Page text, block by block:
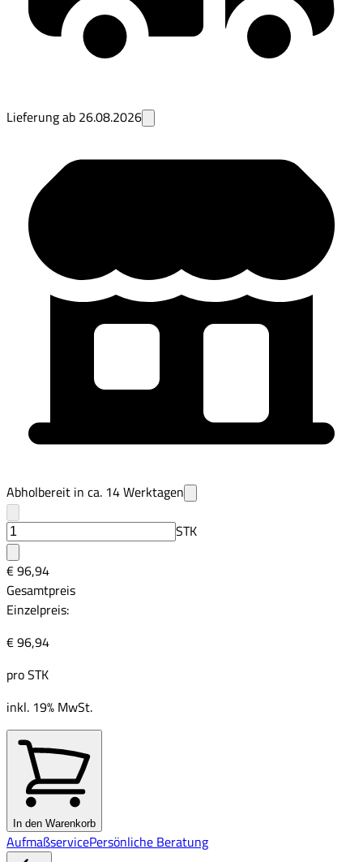
Lieferung ab 26.08.2026
Abholbereit in ca. 14Werktagen
STK
€ 96,94
Gesamtpreis
Einzelpreis:
€ 96,94
proSTK
inkl. 19% MwSt.
In den Warenkorb
AufmaßservicePersönliche Beratung